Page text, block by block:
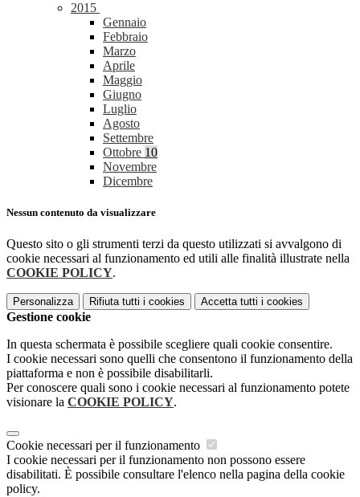
2015
Gennaio
Febbraio
Marzo
Aprile
Maggio
Giugno
Luglio
Agosto
Settembre
Ottobre 10
Novembre
Dicembre
Nessun contenuto da visualizzare
Questo sito o gli strumenti terzi da questo utilizzati si avvalgono di
cookie necessari al funzionamento ed utili alle finalità illustrate nella
COOKIE POLICY.
Personalizza Rifiuta tutti i cookies Accetta tutti i cookies
Gestione cookie
In questa schermata è possibile scegliere quali cookie consentire.
I cookie necessari sono quelli che consentono il funzionamento della
piattaforma e non è possibile disabilitarli.
Per conoscere quali sono i cookie necessari al funzionamento potete
visionare la COOKIE POLICY.
Cookie necessari per il funzionamento
I cookie necessari per il funzionamento non possono essere
disabilitati. È possibile consultare l'elenco nella pagina della cookie
policy.